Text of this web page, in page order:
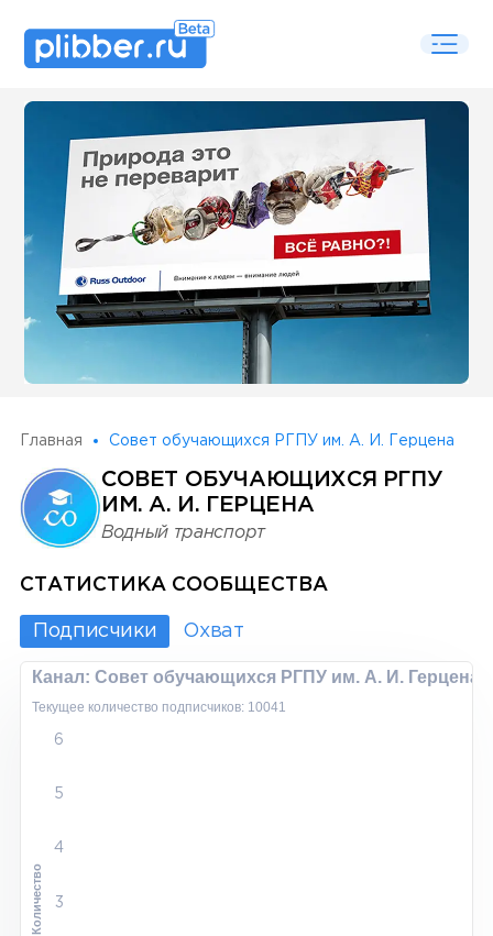
Some SEO Title
Главная Совет обучающихся РГПУ им. А. И. Герцена
СОВЕТ ОБУЧАЮЩИХСЯ РГПУ
ИМ. А. И. ГЕРЦЕНА
Водный транспорт
СТАТИСТИКА СООБЩЕСТВА
Подписчики Охват
Канал: Совет обучающихся РГПУ им. А. И. Герцена
Текущее количество подписчиков: 10041
6
5
4
3
Количество